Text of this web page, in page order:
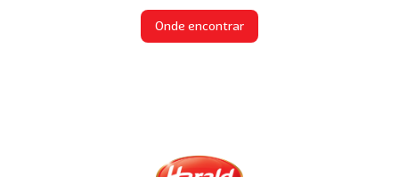
Onde encontrar